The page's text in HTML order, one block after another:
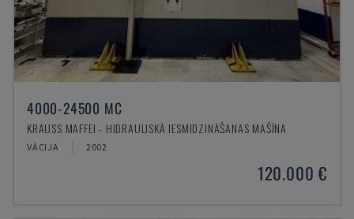
4000-24500 MC
KRAUSS MAFFEI - HIDRAULISKĀ IESMIDZINĀŠANAS MAŠĪNA
VĀCIJA 2002
120.000 €